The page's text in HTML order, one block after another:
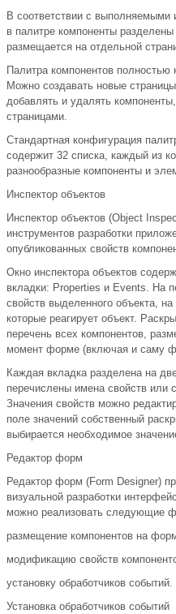
В соответствии с
в палитре компоненты
размещается на отдельной
Палитра компонентов полностью
Можно создавать новые
добавлять и удалять
страницами.
Стандартная конфигурация
содержит 32 списка, каждый из
разнообразные компоненты и
Инспектор объектов
Инспектор объектов (Object
инструментов разработки
опубликованных свойств
Окно инспектора объектов
вкладки: Properties и Events. На
свойств выделенного объекта,
которые реагирует объект.
перечень всех компонентов,
момент форме (включая и саму
Каждая вкладка разделена на
перечислены имена свойств или
Значения свойств можно
поле значений собственный
выбирается необходимое
Редактор форм
Редактор форм (Form Designer)
визуальной разработки
можно реализовать следующие
размещение компонентов на
модификацию свойств
установку обработчиков событий.
Установка обработчиков событий